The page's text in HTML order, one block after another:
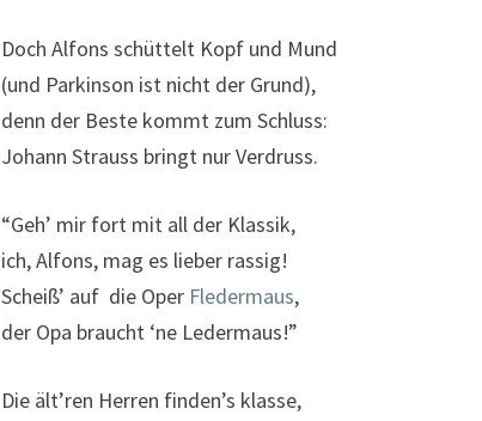
Doch Alfons schüttelt Kopf und Mund
(und Parkinson ist nicht der Grund),
denn der Beste kommt zum Schluss:
Johann Strauss bringt nur Verdruss.
“Geh’ mir fort mit all der Klassik,
ich, Alfons, mag es lieber rassig!
Scheiß’ auf die Oper Fledermaus,
der Opa braucht ‘ne Ledermaus!”
Die ält’ren Herren finden’s klasse,